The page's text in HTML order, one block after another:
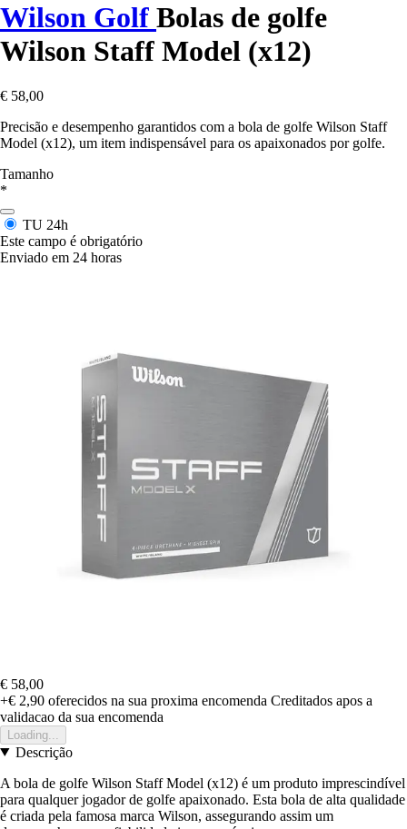
Wilson Golf Bolas de golfe
Wilson Staff Model (x12)
€ 58,00
Precisão e desempenho garantidos com a bola de golfe Wilson Staff
Model (x12), um item indispensável para os apaixonados por golfe.
Tamanho
*
TU 24h
Este campo é obrigatório
Enviado em 24 horas
€ 58,00
+€ 2,90 oferecidos na sua proxima encomenda Creditados apos a
validacao da sua encomenda
Loading...
Descrição
A bola de golfe Wilson Staff Model (x12) é um produto imprescindível
para qualquer jogador de golfe apaixonado. Esta bola de alta qualidade
é criada pela famosa marca Wilson, assegurando assim um